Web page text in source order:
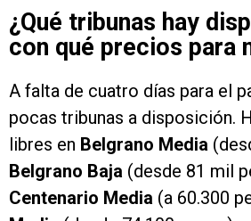
¿Qué tribunas hay
con qué precios para
A falta de cuatro días para el
pocas tribunas a disposición.
libres en Belgrano Media
Belgrano Baja (desde 81 mil
Centenario Media (a 60.300